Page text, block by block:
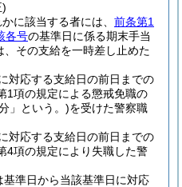
)
に該当する者には、 前条第1
各号の基準日に係る期末手当
、その支給を一時差し止めた
対応する支給日の前日までの
1項の規定による懲戒免職の
」という。)を受けた警察職
対応する支給日の前日までの
4項の規定により失職した警
準日から当該基準日に対応